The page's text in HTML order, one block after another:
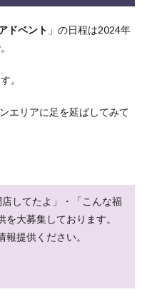
ドベント 」の日程は2024年
。
エリアに足を延ばしてみて
してたよ」・「こんな福
大募集しております。
提供ください。